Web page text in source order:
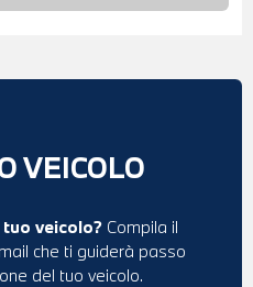
VEICOLO
veicolo? Compila il
che ti guiderà passo
del tuo veicolo.